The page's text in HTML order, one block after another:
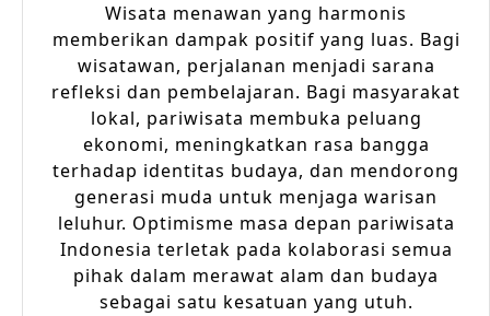
Wisata menawan yang harmonis
memberikan dampak positif yang luas. Bagi
wisatawan, perjalanan menjadi sarana
refleksi dan pembelajaran. Bagi masyarakat
lokal, pariwisata membuka peluang
ekonomi, meningkatkan rasa bangga
terhadap identitas budaya, dan mendorong
generasi muda untuk menjaga warisan
leluhur. Optimisme masa depan pariwisata
Indonesia terletak pada kolaborasi semua
pihak dalam merawat alam dan budaya
sebagai satu kesatuan yang utuh.